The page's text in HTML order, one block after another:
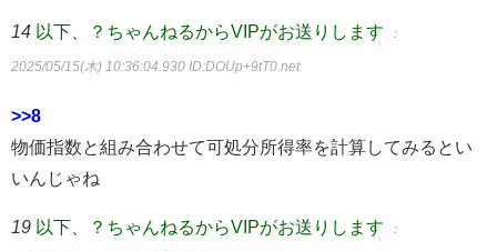
14 以下、？ちゃんねるからVIPがお送りします ：
2025/05/15(木) 10:36:04.930 ID:DOUp+9tT0.net
>>8
物価指数と組み合わせて可処分所得率を計算してみるとい
いんじゃね
19 以下、？ちゃんねるからVIPがお送りします ：